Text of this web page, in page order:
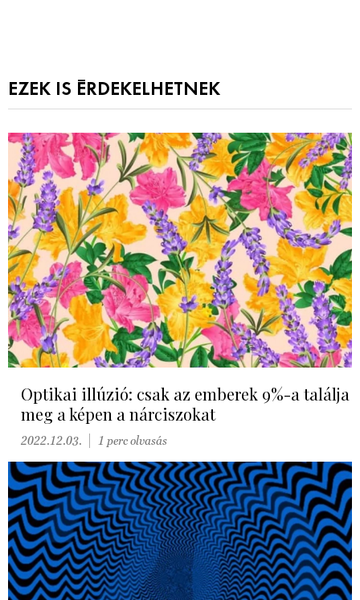
EZEK IS ÉRDEKELHETNEK
Optikai illúzió: csak az emberek 9%-a találja
meg a képen a nárciszokat
2022.12.03. 1 perc olvasás